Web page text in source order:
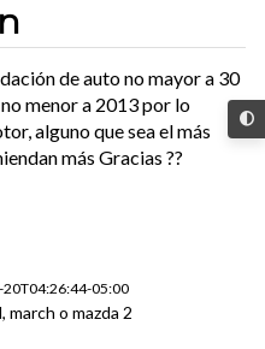
de auto no mayor a 30
menor a 2013 por lo
alguno que sea el más
más Gracias ??
05:00
march o mazda 2